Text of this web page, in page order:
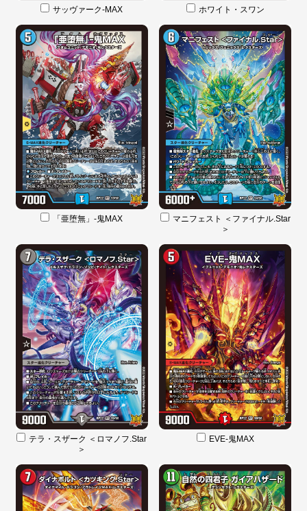
サッヴァーク-MAX ホワイト・スワン
「亜堕無」-鬼MAX
マニフェスト ＜ファイナル.Star
＞
テラ・スザーク ＜ロマノフ.Star
＞
EVE-鬼MAX